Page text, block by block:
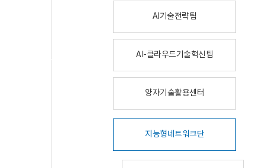
AI기술전략팀
AI-클라우드기술혁신팀
양자기술활용센터
지능형네트워크단